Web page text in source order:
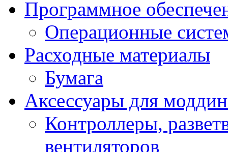
Программное
Операционные
Расходные материалы
Бумага
Аксессуары для
Контроллеры,
вентиляторов